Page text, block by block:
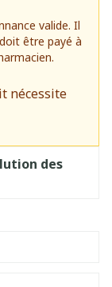
valide. Il
être payé à
nécessite
des